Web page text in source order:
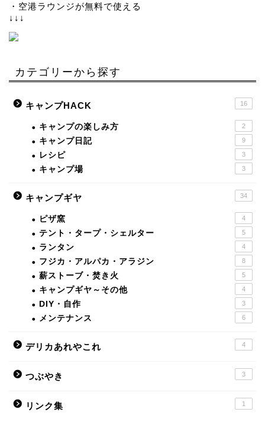
・空港ラウンジが無料で使える
↓↓↓
カテゴリーから探す
キャンプHACK 16
キャンプの楽しみ方 2
キャンプ日記 9
レシピ 3
キャンプ場 3
キャンプギヤ 34
ピザ窯 4
テント・タープ・シェルター 5
ランタン 4
フジカ・アルパカ・アラジン 8
薪ストーブ・焚き火 5
キャンプギヤ～その他 4
DIY・自作 3
メンテナンス 6
デリカあれやこれ 4
つぶやき 3
リンク集 1